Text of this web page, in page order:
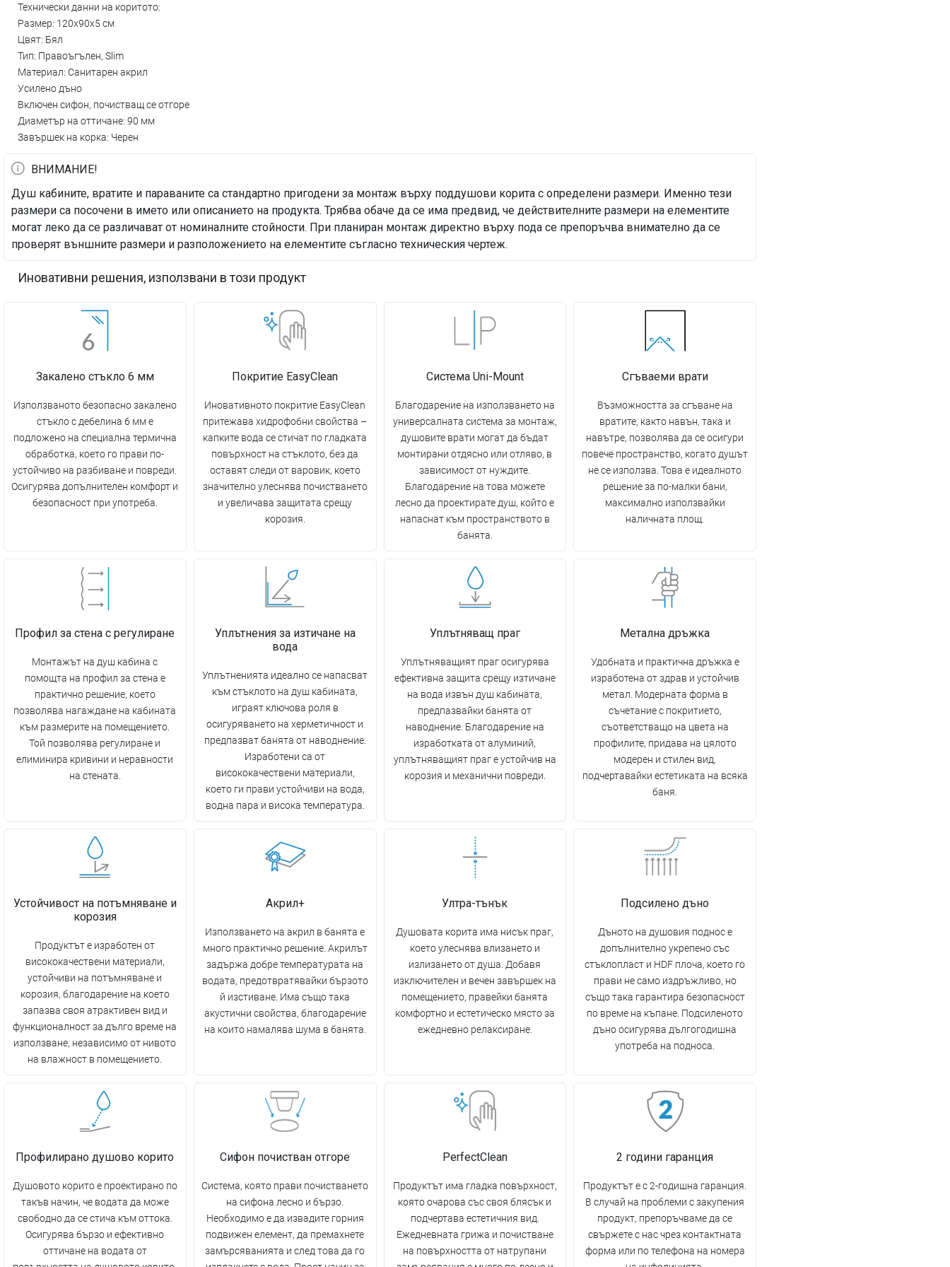
Технически данни на коритото:
Размер: 120x90x5 см
Цвят: Бял
Тип: Правоъгълен, Slim
Материал: Санитарен акрил
Усилено дъно
Включен сифон, почистващ се отгоре
Диаметър на оттичане: 90 мм
Завършек на корка: Черен
ВНИМАНИЕ!
Душ кабините, вратите и параваните са стандартно пригодени за монтаж върху поддушови корита с определени размери. Именно тези
размери са посочени в името или описанието на продукта. Трябва обаче да се има предвид, че действителните размери на елементите
могат леко да се различават от номиналните стойности. При планиран монтаж директно върху пода се препоръчва внимателно да се
проверят външните размери и разположението на елементите съгласно техническия чертеж.
Иновативни решения, използвани в този продукт
Закалено стъкло 6 мм
Използваното безопасно закалено
стъкло с дебелина 6 мм е
подложено на специална термична
обработка, което го прави по-
устойчиво на разбиване и повреди.
Осигурява допълнителен комфорт и
безопасност при употреба.
Покритие EasyClean
Иновативното покритие EasyClean
притежава хидрофобни свойства –
капките вода се стичат по гладката
повърхност на стъклото, без да
оставят следи от варовик, което
значително улеснява почистването
и увеличава защитата срещу
корозия.
Система Uni-Mount
Благодарение на използването на
универсалната система за монтаж,
душовите врати могат да бъдат
монтирани отдясно или отляво, в
зависимост от нуждите.
Благодарение на това можете
лесно да проектирате душ, който е
напаснат към пространството в
банята.
Сгъваеми врати
Възможността за сгъване на
вратите, както навън, така и
навътре, позволява да се осигури
повече пространство, когато душът
не се използва. Това е идеалното
решение за по-малки бани,
максимално използвайки
наличната площ.
Профил за стена с регулиране
Монтажът на душ кабина с
помощта на профил за стена е
практично решение, което
позволява нагаждане на кабината
към размерите на помещението.
Той позволява регулиране и
елиминира кривини и неравности
на стената.
Уплътнения за изтичане на
вода
Уплътненията идеално се напасват
към стъклото на душ кабината,
играят ключова роля в
осигуряването на херметичност и
предпазват банята от наводнение.
Изработени са от
висококачествени материали,
което ги прави устойчиви на вода,
водна пара и висока температура.
Уплътняващ праг
Уплътняващият праг осигурява
ефективна защита срещу изтичане
на вода извън душ кабината,
предпазвайки банята от
наводнение. Благодарение на
изработката от алуминий,
уплътняващият праг е устойчив на
корозия и механични повреди.
Метална дръжка
Удобната и практична дръжка е
изработена от здрав и устойчив
метал. Модерната форма в
съчетание с покритието,
съответстващо на цвета на
профилите, придава на цялото
модерен и стилен вид,
подчертавайки естетиката на всяка
баня.
Устойчивост на потъмняване и
корозия
Продуктът е изработен от
висококачествени материали,
устойчиви на потъмняване и
корозия, благодарение на което
запазва своя атрактивен вид и
функционалност за дълго време на
използване, независимо от нивото
на влажност в помещението.
Акрил+
Използването на акрил в банята е
много практично решение. Акрилът
задържа добре температурата на
водата, предотвратявайки бързото
й изстиване. Има също така
акустични свойства, благодарение
на които намалява шума в банята.
Ултра-тънък
Душовата корита има нисък праг,
което улеснява влизането и
излизането от душа. Добавя
изключителен и вечен завършек на
помещението, правейки банята
комфортно и естетическо място за
ежедневно релаксиране.
Подсилено дъно
Дъното на душовия поднос е
допълнително укрепено със
стъклопласт и HDF плоча, което го
прави не само издръжливо, но
също така гарантира безопасност
по време на къпане. Подсиленото
дъно осигурява дългогодишна
употреба на подноса.
Профилирано душово корито
Душовото корито е проектирано по
такъв начин, че водата да може
свободно да се стича към оттока.
Осигурява бързо и ефективно
оттичане на водата от
Сифон почистван отгоре
Система, която прави почистването
на сифона лесно и бързо.
Необходимо е да извадите горния
подвижен елемент, да премахнете
замърсяванията и след това да го
PerfectClean
Продуктът има гладка повърхност,
която очарова със своя блясък и
подчертава естетичния вид.
Ежедневната грижа и почистване
на повърхността от натрупани
2 години гаранция
Продуктът е с 2-годишна гаранция.
В случай на проблеми с закупения
продукт, препоръчваме да се
свържете с нас чрез контактната
форма или по телефона на номера